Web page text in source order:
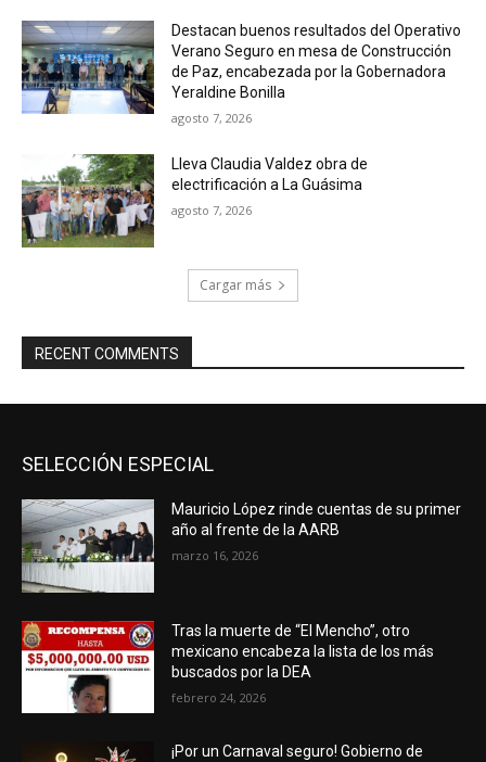
Destacan buenos resultados del Operativo
Verano Seguro en mesa de Construcción
de Paz, encabezada por la Gobernadora
Yeraldine Bonilla
agosto 7, 2026
Lleva Claudia Valdez obra de
electrificación a La Guásima
agosto 7, 2026
Cargar más
RECENT COMMENTS
SELECCIÓN ESPECIAL
Mauricio López rinde cuentas de su primer
año al frente de la AARB
marzo 16, 2026
Tras la muerte de “El Mencho”, otro
mexicano encabeza la lista de los más
buscados por la DEA
febrero 24, 2026
¡Por un Carnaval seguro! Gobierno de